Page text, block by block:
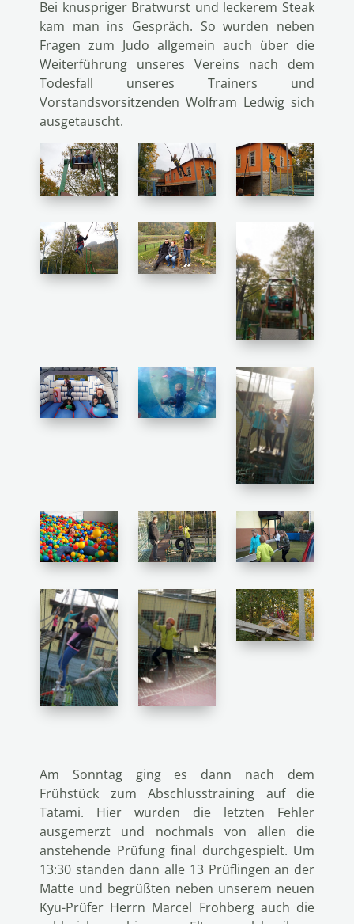
Bei knuspriger Bratwurst und leckerem Steak
kam man ins Gespräch. So wurden neben
Fragen zum Judo allgemein auch über die
Weiterführung unseres Vereins nach dem
Todesfall unseres Trainers und
Vorstandsvorsitzenden Wolfram Ledwig sich
ausgetauscht.
Am Sonntag ging es dann nach dem
Frühstück zum Abschlusstraining auf die
Tatami. Hier wurden die letzten Fehler
ausgemerzt und nochmals von allen die
anstehende Prüfung final durchgespielt. Um
13:30 standen dann alle 13 Prüflingen an der
Matte und begrüßten neben unserem neuen
Kyu-Prüfer Herrn Marcel Frohberg auch die